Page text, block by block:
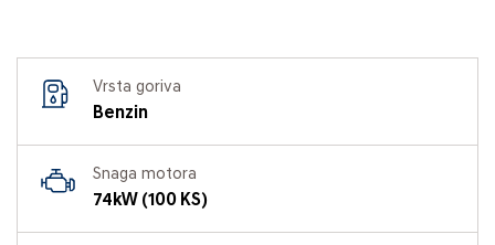
Vrsta goriva
Benzin
Snaga motora
74kW (100 KS)